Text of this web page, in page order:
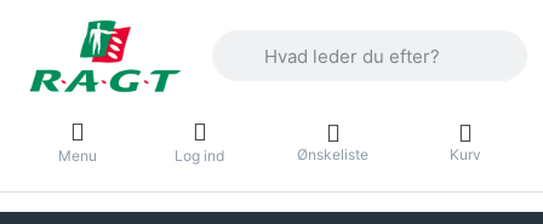
Menu Log ind Ønskeliste Kurv